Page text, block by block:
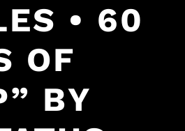
• 60
OF
BY